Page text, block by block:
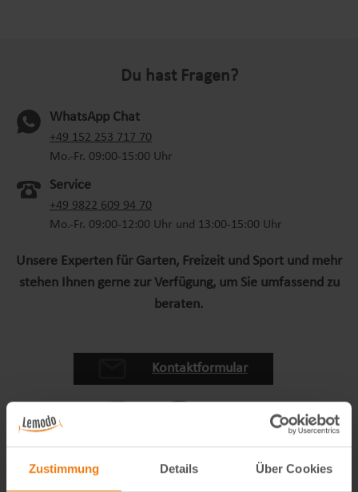
Zustimmung Details Über Cookies
Du hast Fragen?
WhatsApp Chat
+49 152 253 717 70
Mo.-Fr. 09:00-15:00 Uhr
Service
+49 9822 609 94 70
Mo.-Fr. 09:00-12:00 Uhr und 13:00-15:00 Uhr
Unsere Experten für Garten, Freizeit und Sport und mehr
stehen Ihnen gerne zur Verfügung, um Sie umfassend zu
beraten.
Kontaktformular